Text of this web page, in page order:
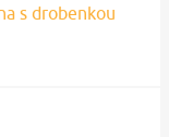
s drobenkou